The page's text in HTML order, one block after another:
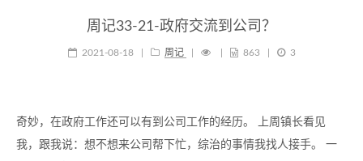
周记33-21-政府交流到公司？
2021-08-18 周记 863 3
奇妙，在政府工作还可以有到公司工作的经历。 上周镇长看见
我，跟我说：想不想来公司帮下忙，综治的事情我找人接手。 一